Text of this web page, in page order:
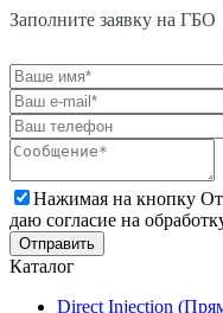
Заполните заявку на ГБО
Нажимая на кнопку
даю согласие на
Каталог
Direct Injection